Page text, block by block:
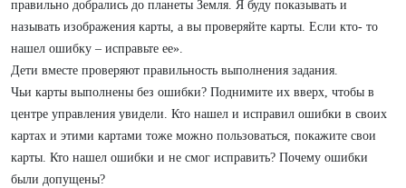
правильно добрались до планеты Земля. Я буду показывать и
называть изображения карты, а вы проверяйте карты. Если кто- то
нашел ошибку – исправьте ее».
Дети вместе проверяют правильность выполнения задания.
Чьи карты выполнены без ошибки? Поднимите их вверх, чтобы в
центре управления увидели. Кто нашел и исправил ошибки в своих
картах и этими картами тоже можно пользоваться, покажите свои
карты. Кто нашел ошибки и не смог исправить? Почему ошибки
были допущены?